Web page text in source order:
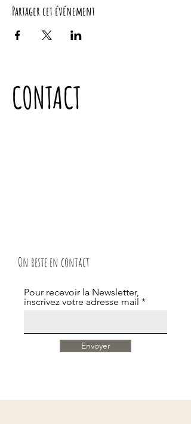
Partager cet événement
CONTACT
On reste en contact
Pour recevoir la Newsletter,
inscrivez votre adresse mail
Envoyer